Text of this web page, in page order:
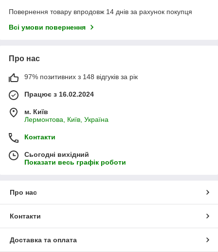
Повернення товару впродовж 14 днів за рахунок покупця
Всі умови повернення
Про нас
97% позитивних з 148 відгуків за рік
Працює з 16.02.2024
м. Київ
Лермонтова, Київ, Україна
Контакти
Сьогодні вихідний
Показати весь графік роботи
Про нас
Контакти
Доставка та оплата